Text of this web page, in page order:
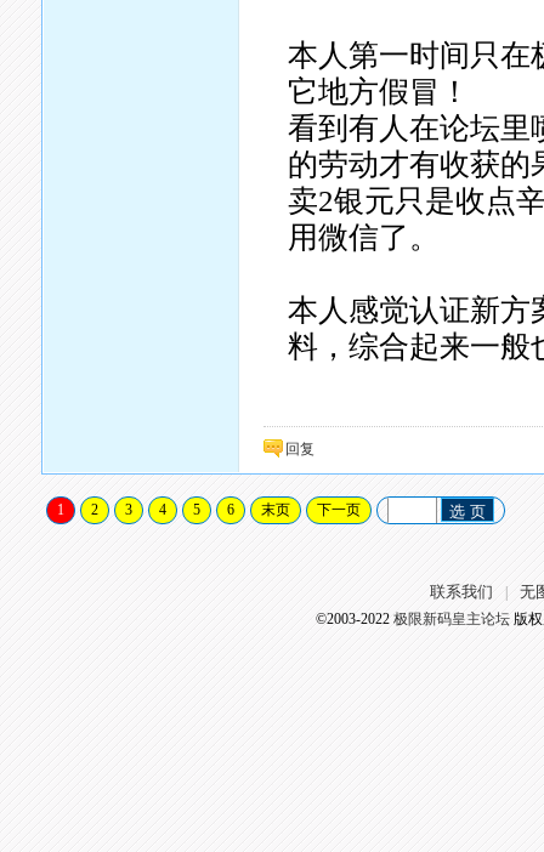
本人第一时间只在
它地方假冒！
看到有人在论坛里
的劳动才有收获的
卖2银元只是收点
用微信了。
本人感觉认证新方
料，综合起来一般
回复
1 2 3 4 5 6 末页 下一页 选 页
联系我们 无
©2003-2022 极限新码皇主论坛版权